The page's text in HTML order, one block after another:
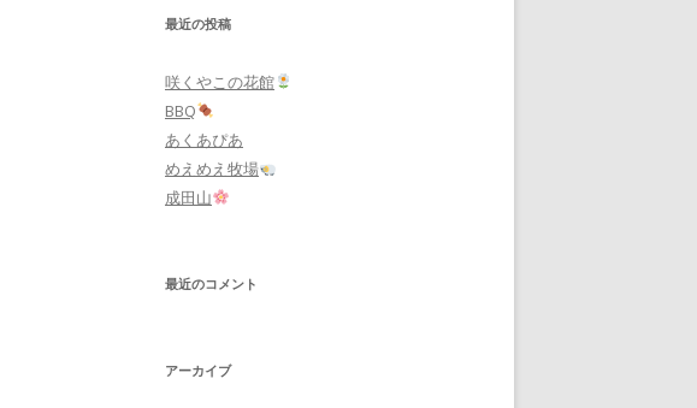
最近の投稿
咲くやこの花館
BBQ
あくあぴあ
めえめえ牧場
成田山
最近のコメント
アーカイブ